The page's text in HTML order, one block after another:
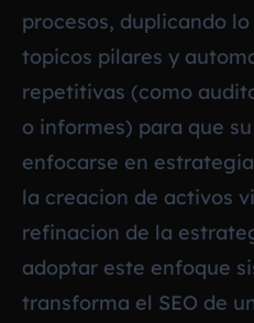
procesos, duplicando
topicos pilares y
repetitivas (como
o informes) para que
enfocarse en
la creacion de activos
refinacion de la
adoptar este enfoque
transforma el SEO de